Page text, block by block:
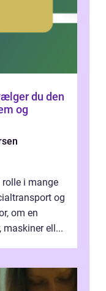
og
i mange
og
om en
maskiner ell...